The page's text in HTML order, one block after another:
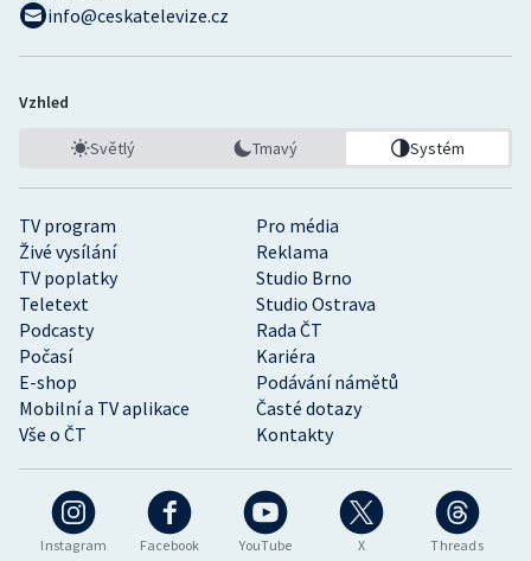
Instagram Facebook YouTube X Threads
TV program
Pro média
Živé vysílání
Reklama
TV poplatky
Studio Brno
Teletext
Studio Ostrava
Podcasty
Rada ČT
Počasí
Kariéra
E-shop
Podávání námětů
Mobilní a TV aplikace
Časté dotazy
Vše o ČT
Kontakty
info@ceskatelevize.cz
Vzhled
Světlý Tmavý Systém